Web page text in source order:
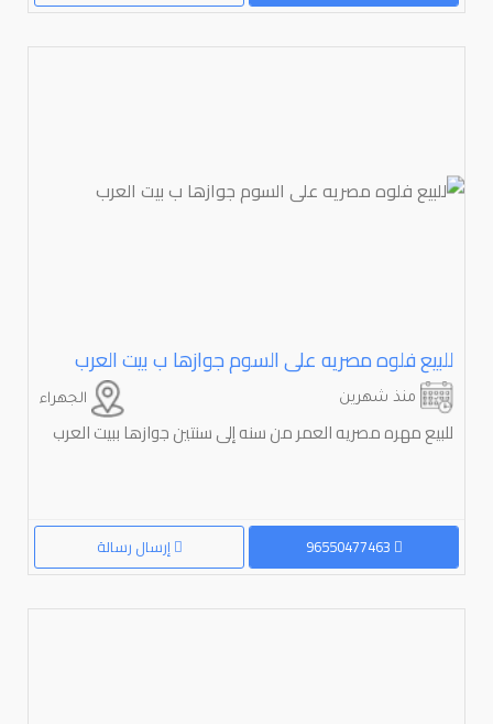
للبيع فلوه مصريه على السوم جوازها ب بيت العرب
الجهراء منذ شهرين
للبيع مهره مصريه العمر من سنه إلى سنتين جوازها ببيت العرب
إرسال رسالة